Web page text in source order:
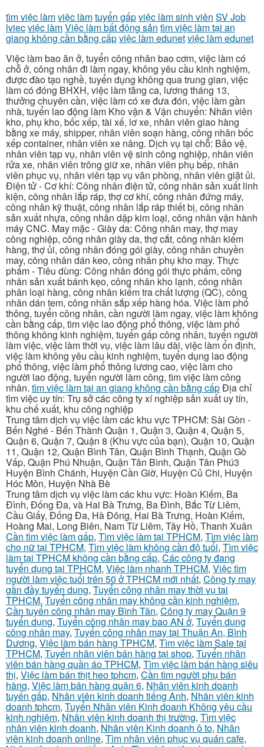
tìm việc làmviệc làmtuyển gấpviệc làm sinh viên SV Job
lviecviệc làmViệc làm bất động sản tìm việc làm tại an
giang không cần bằng cấpviệc làm edunetviệc làm edunet
Việc làm bao ăn ở, tuyển công nhân bao cơm, việc làm có
chỗ ở, công nhân đi làm ngay, không yêu cầu kinh nghiệm,
được đào tạo nghề, tuyển dụng không qua trung gian, việc
làm có đóng BHXH, việc làm tăng ca, lương tháng 13,
thưởng chuyên cần, việc làm có xe đưa đón, việc làm gần
nhà, tuyển lao động làm Kho vận & Vận chuyển: Nhân viên
kho, phụ kho, bốc xếp, tài xế, lơ xe, nhân viên giao hàng
bằng xe máy, shipper, nhân viên soạn hàng, công nhân bốc
xếp container, nhân viên xe nâng. Dịch vụ tại chỗ: Bảo vệ,
nhân viên tạp vụ, nhân viên vệ sinh công nghiệp, nhân viên
rửa xe, nhân viên trông giữ xe, nhân viên phụ bếp, nhân
viên phục vụ, nhân viên tạp vụ văn phòng, nhân viên giặt ủi.
Điện tử - Cơ khí: Công nhân điện tử, công nhân sản xuất linh
kiện, công nhân lắp ráp, thợ cơ khí, công nhân đứng máy,
công nhân kỹ thuật, công nhân lắp ráp thiết bị, công nhân
sản xuất nhựa, công nhân dập kim loại, công nhân vận hành
máy CNC. May mặc - Giày da: Công nhân may, thợ may
công nghiệp, công nhân giày da, thợ cắt, công nhân kiểm
hàng, thợ ủi, công nhân đóng gói giày, công nhân chuyền
may, công nhân dán keo, công nhân phụ kho may. Thực
phẩm - Tiêu dùng: Công nhân đóng gói thực phẩm, công
nhân sản xuất bánh kẹo, công nhân kho lạnh, công nhân
phân loại hàng, công nhân kiểm tra chất lượng (QC), công
nhân dán tem, công nhân sắp xếp hàng hóa. Việc làm phổ
thông, tuyển công nhân, cần người làm ngay, việc làm không
cần bằng cấp, tìm việc lao động phổ thông, việc làm phổ
thông không kinh nghiệm, tuyển gấp công nhân, tuyển người
làm việc, việc làm thời vụ, việc làm lâu dài, việc làm ổn định,
việc làm không yêu cầu kinh nghiệm, tuyển dụng lao động
phổ thông, việc làm phổ thông lương cao, việc làm cho
người lao động, tuyển người làm công, tìm việc làm công
nhân. tìm việc làm tại an giang không cần bằng cấpĐịa chỉ
tìm việc uy tín: Trụ sở các công ty xí nghiệp sản xuất uy tín,
khu chế xuất, khu công nghiệp
Trung tâm dịch vụ việc làm các khu vực TPHCM: Sài Gòn -
Bến Nghé - Bến Thành Quận 1, Quận 3, Quận 4, Quận 5,
Quận 6, Quận 7, Quận 8 (Khu vực của bạn), Quận 10, Quận
11, Quận 12, Quận Bình Tân, Quận Bình Thạnh, Quận Gò
Vấp, Quận Phú Nhuận, Quận Tân Bình, Quận Tân Phú3
Huyện Bình Chánh, Huyện Cần Giờ, Huyện Củ Chi, Huyện
Hóc Môn, Huyện Nhà Bè
Trung tâm dịch vụ việc làm các khu vực: Hoàn Kiếm, Ba
Đình, Đống Đa, và Hai Bà Trưng, Ba Đình, Bắc Từ Liêm,
Cầu Giấy, Đống Đa, Hà Đông, Hai Bà Trưng, Hoàn Kiếm,
Hoàng Mai, Long Biên, Nam Từ Liêm, Tây Hồ, Thanh Xuân
Cần tìm việc làm gấp, Tìm việc làm tại TPHCM, Tìm việc làm
cho nữ tại TPHCM, Tìm việc làm không cần độ tuổi, Tìm việc
làm tại TPHCM không cần bằng cấp, Các công ty đang
tuyển dụng tại TPHCM, Việc làm nhanh TPHCM, Việc tìm
người làm việc tuổi trên 50 ở TPHCM mới nhất, Công ty may
gần đầy tuyển dụng, Tuyển công nhân may thời vụ tại
TPHCM, Tuyển công nhân may không cần kinh nghiệm,
Cần tuyển công nhân may Bình Tân, Công ty may Quận 9
tuyển dụng, Tuyển công nhân may bao AN ở, Tuyển dụng
công nhân may, Tuyển công nhân may tại Thuận An, Bình
Dương, Việc làm bán hàng TPHCM, Tìm việc làm Sale tại
TPHCM, Tuyển nhân viên bán hàng tại shop, Tuyển nhân
viên bán hàng quần áo TPHCM, Tìm việc làm bán hàng siêu
thị, Việc làm bán thịt heo tphcm, Cần tìm người phụ bán
hàng, Việc làm bán hàng quận 6, Nhân viên kinh doanh
tuyển gấp, Nhân viên kinh doanh tiếng Anh, Nhân viên kinh
doanh tphcm, Tuyển Nhân viên Kinh doanh Không yêu cầu
kinh nghiệm, Nhân viên kinh doanh thị trường, Tìm việc
nhân viên kinh doanh, Nhân viên Kinh doanh ô to, Nhân
viên kinh doanh online, Tìm nhân viên phục vụ quán cafe,